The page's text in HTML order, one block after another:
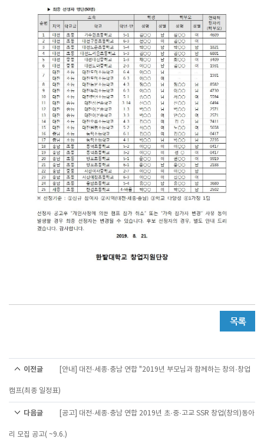
이전글 [안내] 대전·세종·충남 연합 "2019년 부모님과 함께하는 창의·창업
캠프(최종 일정표)
다음글 [공고] 대전·세종·충남 연합 2019년 초·중·고교 SSR 창업(창의)동아
리 모집 공고( ~9.6.)